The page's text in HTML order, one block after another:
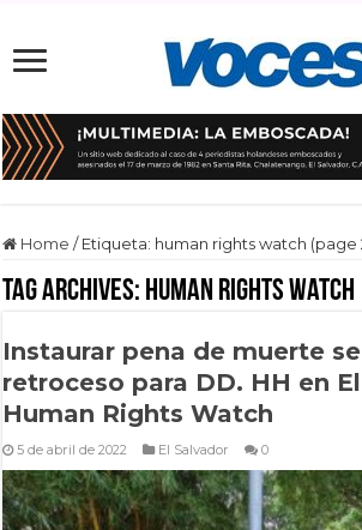
Home / Etiqueta: human rights watch (page
Tag Archives: human rights watch
Instaurar pena de muerte
retroceso para DD. HH en
Human Rights Watch
5 de abril de 2022 El Salvador 0